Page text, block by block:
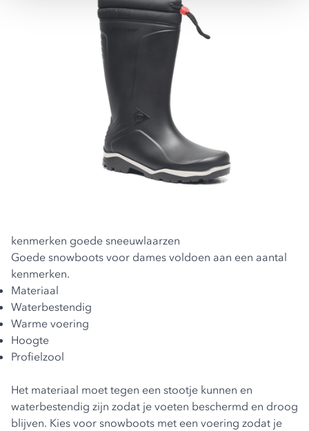
kenmerken goede sneeuwlaarzen
Goede snowboots voor dames voldoen aan een aantal
kenmerken.
Materiaal
Waterbestendig
Warme voering
Hoogte
Profielzool
Het materiaal moet tegen een stootje kunnen en
waterbestendig zijn zodat je voeten beschermd en droog
blijven. Kies voor snowboots met een voering zodat je